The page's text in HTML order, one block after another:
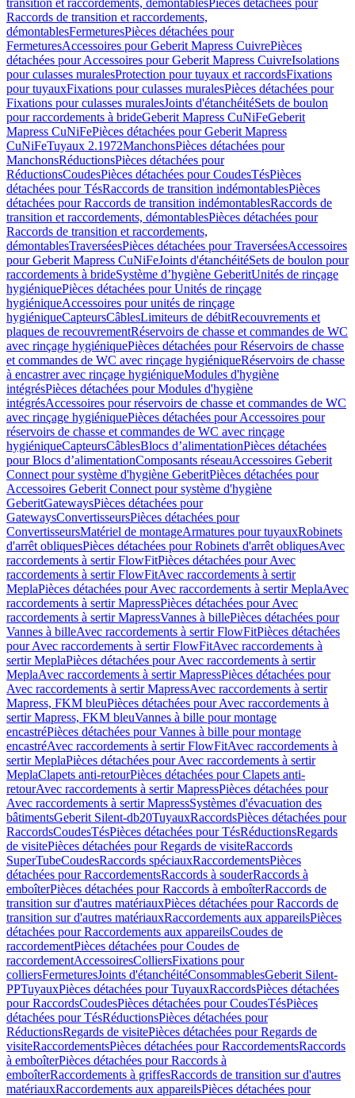
transition et raccordements, démontablesPièces détachées pour
Raccords de transition et raccordements,
démontablesFermeturesPièces détachées pour
FermeturesAccessoires pour Geberit Mapress CuivrePièces
détachées pour Accessoires pour Geberit Mapress CuivreIsolations
pour culasses muralesProtection pour tuyaux et raccordsFixations
pour tuyauxFixations pour culasses muralesPièces détachées pour
Fixations pour culasses muralesJoints d'étanchéitéSets de boulon
pour raccordements à brideGeberit Mapress CuNiFeGeberit
Mapress CuNiFePièces détachées pour Geberit Mapress
CuNiFeTuyaux 2.1972ManchonsPièces détachées pour
ManchonsRéductionsPièces détachées pour
RéductionsCoudesPièces détachées pour CoudesTésPièces
détachées pour TésRaccords de transition indémontablesPièces
détachées pour Raccords de transition indémontablesRaccords de
transition et raccordements, démontablesPièces détachées pour
Raccords de transition et raccordements,
démontablesTraverséesPièces détachées pour TraverséesAccessoires
pour Geberit Mapress CuNiFeJoints d'étanchéitéSets de boulon pour
raccordements à brideSystème d’hygiène GeberitUnités de rinçage
hygiéniquePièces détachées pour Unités de rinçage
hygiéniqueAccessoires pour unités de rinçage
hygiéniqueCapteursCâblesLimiteurs de débitRecouvrements et
plaques de recouvrementRéservoirs de chasse et commandes de WC
avec rinçage hygiéniquePièces détachées pour Réservoirs de chasse
et commandes de WC avec rinçage hygiéniqueRéservoirs de chasse
à encastrer avec rinçage hygiéniqueModules d'hygiène
intégrésPièces détachées pour Modules d'hygiène
intégrésAccessoires pour réservoirs de chasse et commandes de WC
avec rinçage hygiéniquePièces détachées pour Accessoires pour
réservoirs de chasse et commandes de WC avec rinçage
hygiéniqueCapteursCâblesBlocs d’alimentationPièces détachées
pour Blocs d’alimentationComposants réseauAccessoires Geberit
Connect pour système d'hygiène GeberitPièces détachées pour
Accessoires Geberit Connect pour système d'hygiène
GeberitGatewaysPièces détachées pour
GatewaysConvertisseursPièces détachées pour
ConvertisseursMatériel de montageArmatures pour tuyauxRobinets
d'arrêt obliquesPièces détachées pour Robinets d'arrêt obliquesAvec
raccordements à sertir FlowFitPièces détachées pour Avec
raccordements à sertir FlowFitAvec raccordements à sertir
MeplaPièces détachées pour Avec raccordements à sertir MeplaAvec
raccordements à sertir MapressPièces détachées pour Avec
raccordements à sertir MapressVannes à billePièces détachées pour
Vannes à billeAvec raccordements à sertir FlowFitPièces détachées
pour Avec raccordements à sertir FlowFitAvec raccordements à
sertir MeplaPièces détachées pour Avec raccordements à sertir
MeplaAvec raccordements à sertir MapressPièces détachées pour
Avec raccordements à sertir MapressAvec raccordements à sertir
Mapress, FKM bleuPièces détachées pour Avec raccordements à
sertir Mapress, FKM bleuVannes à bille pour montage
encastréPièces détachées pour Vannes à bille pour montage
encastréAvec raccordements à sertir FlowFitAvec raccordements à
sertir MeplaPièces détachées pour Avec raccordements à sertir
MeplaClapets anti-retourPièces détachées pour Clapets anti-
retourAvec raccordements à sertir MapressPièces détachées pour
Avec raccordements à sertir MapressSystèmes d'évacuation des
bâtimentsGeberit Silent-db20TuyauxRaccordsPièces détachées pour
RaccordsCoudesTésPièces détachées pour TésRéductionsRegards
de visitePièces détachées pour Regards de visiteRaccords
SuperTubeCoudesRaccords spéciauxRaccordementsPièces
détachées pour RaccordementsRaccords à souderRaccords à
emboîterPièces détachées pour Raccords à emboîterRaccords de
transition sur d'autres matériauxPièces détachées pour Raccords de
transition sur d'autres matériauxRaccordements aux appareilsPièces
détachées pour Raccordements aux appareilsCoudes de
raccordementPièces détachées pour Coudes de
raccordementAccessoiresColliersFixations pour
colliersFermeturesJoints d'étanchéitéConsommablesGeberit Silent-
PPTuyauxPièces détachées pour TuyauxRaccordsPièces détachées
pour RaccordsCoudesPièces détachées pour CoudesTésPièces
détachées pour TésRéductionsPièces détachées pour
RéductionsRegards de visitePièces détachées pour Regards de
visiteRaccordementsPièces détachées pour RaccordementsRaccords
à emboîterPièces détachées pour Raccords à
emboîterRaccordements à griffesRaccords de transition sur d'autres
matériauxRaccordements aux appareilsPièces détachées pour